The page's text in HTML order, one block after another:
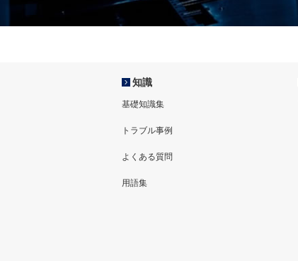
知識
基礎知識集
トラブル事例
よくある質問
用語集